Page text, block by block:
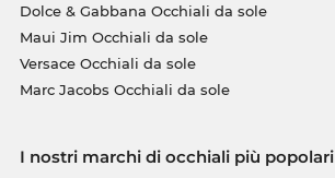
Dolce & Gabbana Occhiali da sole
Maui Jim Occhiali da sole
Versace Occhiali da sole
Marc Jacobs Occhiali da sole
I nostri marchi di occhiali più popolari